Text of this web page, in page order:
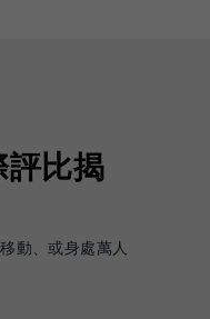
比揭
動、或身處萬人